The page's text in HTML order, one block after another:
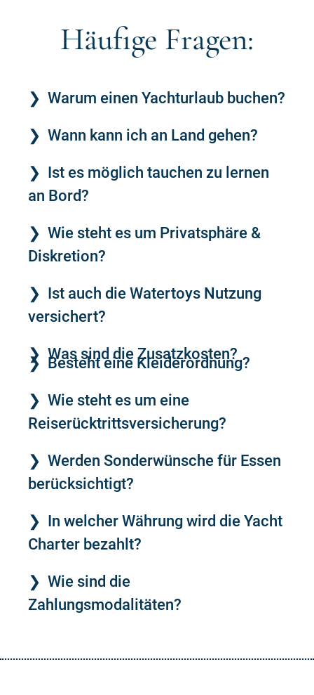
Häufige Fragen:
Warum einen Yachturlaub buchen?
Wann kann ich an Land gehen?
Ist es möglich tauchen zu lernen
an Bord?
Wie steht es um Privatsphäre &
Diskretion?
Ist auch die Watertoys Nutzung
versichert?
Was sind die Zusatzkosten?
Besteht eine Kleiderordnung?
Wie steht es um eine
Reiserücktrittsversicherung?
Werden Sonderwünsche für Essen
berücksichtigt?
In welcher Währung wird die Yacht
Charter bezahlt?
Wie sind die
Zahlungsmodalitäten?